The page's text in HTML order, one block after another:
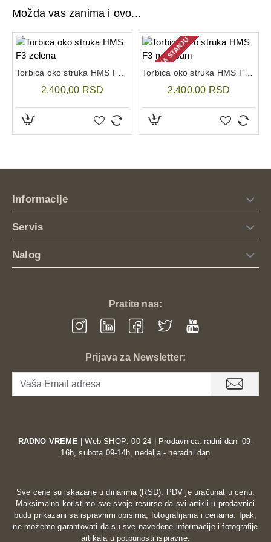
omogućavaju savršeno prijanjanje oko struka ili
nošenje preko ramena (cross-body stil).
Skriveni džep:Sigurnosni džep na zadnjoj strani
pruža dodatnu zaštitu za najvrednije predmete poput
dokumenata ili novca.
Bilo da se krećete kroz gradsku gužvu, vozite bicikl ili
Možda vas zanima i ovo...
Torbica oko struka HMS F3 zelena
2.400,00 RSD
NEMA NA STANJU Torbica oko struka HMS F3 multicam
2.400,00 RSD
Informacije
Servis
Nalog
Pratite nas:
Prijava za Newsletter:
RADNO VREME| Web SHOP: 00-24 | Prodavnica: radni dani 09-
16h, subota 09-14h, nedelja - neradni dan
Sve cene su iskazane u dinarima (RSD). PDV je uračunat u cenu.
Maksimalno koristimo sve svoje resurse da svi artikli u prodavnici
budu prikazani sa ispravnim opisima, fotografijama i cenama. Ipak,
ne možemo garantovati da su sve navedene informacije i fotografije
artikala u potpunosti ispravne.